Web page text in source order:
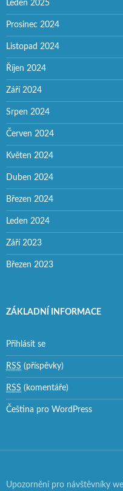
Leden 2025
Prosinec 2024
Listopad 2024
Říjen 2024
Září 2024
Srpen 2024
Červen 2024
Květen 2024
Duben 2024
Březen 2024
Leden 2024
Září 2023
Březen 2023
ZÁKLADNÍ INFORMACE
Přihlásit se
RSS (příspěvky)
RSS (komentáře)
Čeština pro WordPress
Upozornění pro návštěvníky